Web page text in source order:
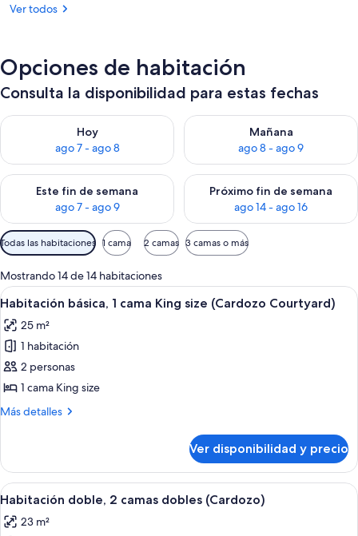
Ver todos
Opciones de habitación
Consulta la disponibilidad para estas fechas
Hoy
ago 7 - ago 8
Consulta la disponibilidad para hoy ago 7 - ago 8
Mañana
ago 8 - ago 9
Consulta la disponibilidad
Este fin de semana
ago 7 - ago 9
Consulta la disponibilidad para este fin de semana ago 7 -
Próximo fin de semana
ago 14 - ago 16
Consulta la disponibilidad
Filtros
disponibles
para
las
habitaciones
Todas las habitaciones 1 cama 2 camas 3 camas o más
Mostrando 14 de 14 habitaciones
Ver
todas
las
fotos
de
Habitación
básica,
King
size
(Cardozo
Courtyard)
Un dormitorio con cama, escritorio
7
Habitación básica, 1 cama King size (Cardozo Courtyard)
25 m²
1 habitación
2 personas
1 cama King size
Más detalles
Más
básica,
cama
size
Ver disponibilidad y precio
Ver
todas
las
Un dormitorio moderno con una
5
Habitación doble, 2 camas dobles (Cardozo)
23 m²